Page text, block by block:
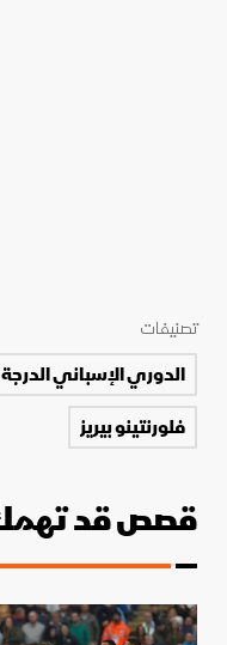
تصنيفات
الدوري الإسباني
فلورنتينو بيريز
قصص قد